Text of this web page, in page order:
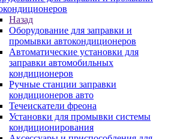
Назад
Оборудование для заправки и
промывки автокондиционеров
Автоматические установки для
заправки автомобильных
кондиционеров
Ручные станции заправки
кондиционеров авто
Течеискатели фреона
Установки для промывки системы
кондиционирования